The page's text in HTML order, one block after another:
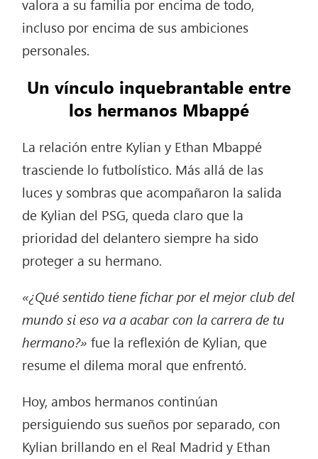
valora a su familia por encima de todo,
incluso por encima de sus ambiciones
personales.
Un vínculo inquebrantable entre
los hermanos Mbappé
La relación entre Kylian y Ethan Mbappé
trasciende lo futbolístico. Más allá de las
luces y sombras que acompañaron la salida
de Kylian del PSG, queda claro que la
prioridad del delantero siempre ha sido
proteger a su hermano.
«¿Qué sentido tiene fichar por el mejor club del
mundo si eso va a acabar con la carrera de tu
hermano?» fue la reflexión de Kylian, que
resume el dilema moral que enfrentó.
Hoy, ambos hermanos continúan
persiguiendo sus sueños por separado, con
Kylian brillando en el Real Madrid y Ethan